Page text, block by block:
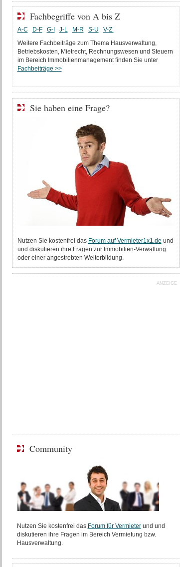
Fachbegriffe von A bis Z
A-C D-F G-I J-L M-R S-U
V-Z
Weitere Fachbeiträge zum Thema Hausverwaltung,
Betriebskosten, Mietrecht, Rechnungswesen und Steuern
im Bereich Immobilienmanagement finden Sie unter
Fachbeiträge >>
Sie haben eine Frage?
Nutzen Sie kostenfrei das Forum auf Vermieter1x1.de und
und diskutieren ihre Fragen zur Immobilien-Verwaltung
oder einer angestrebten Weiterbildung.
ANZEIGE
Community
Nutzen Sie kostenfrei das Forum für Vermieterund und
diskutieren ihre Fragen im Bereich Vermietung bzw.
Hausverwaltung.